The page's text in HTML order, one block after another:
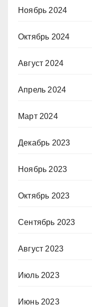
Ноябрь 2024
Октябрь 2024
Август 2024
Апрель 2024
Март 2024
Декабрь 2023
Ноябрь 2023
Октябрь 2023
Сентябрь 2023
Август 2023
Июль 2023
Июнь 2023